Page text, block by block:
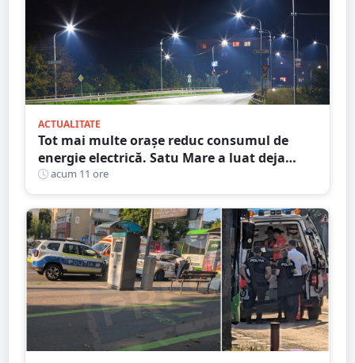
ACTUALITATE
Tot mai multe orașe reduc consumul de
energie electrică. Satu Mare a luat deja
măsuri. Cu ce soluții au venit ceilalți
primari
acum 11 ore